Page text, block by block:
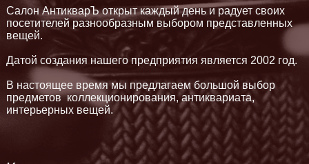
Салон АнтикварЪ открыт каждый день и радует своих
посетителей разнообразным выбором представленных
вещей.
Датой создания нашего предприятия является 2002 год.
В настоящее время мы предлагаем большой выбор
предметов коллекционирования, антиквариата,
интерьерных вещей.